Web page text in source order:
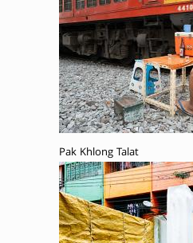
Pak Khlong Talat